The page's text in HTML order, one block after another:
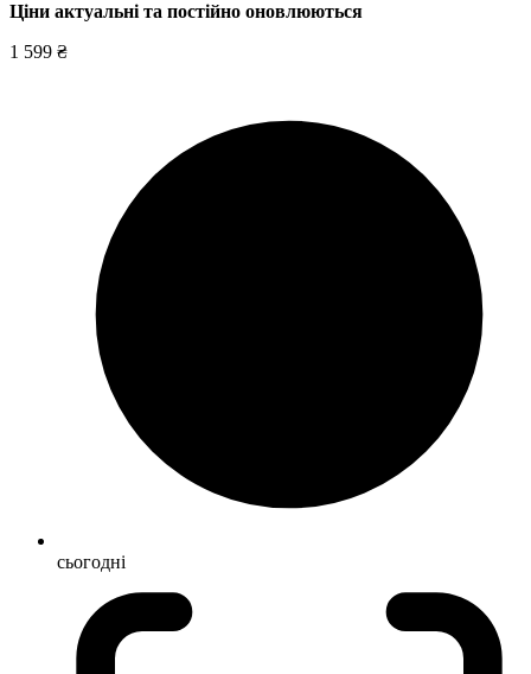
Ціни актуальні та постійно оновлюються
1 599 ₴
сьогодні